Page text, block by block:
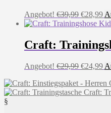
Angebot! €39,99
Preis
€39,99
€28,99
Craft:
Angebot! €29,99
war:
€29,99
€24,99
ist:
Craft:
§